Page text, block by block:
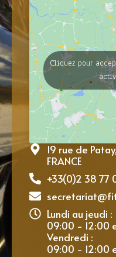
Cliquez pour
19 rue de
FRANCE
+33(0)2 38 77
Lundi au jeudi :
09:00 - 12:00
Vendredi :
09:00 - 12:00